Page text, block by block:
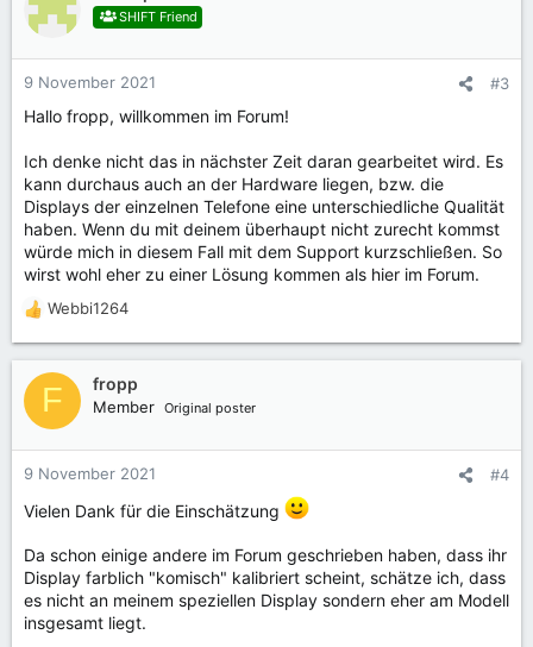
SHIFT Friend
9 November 2021 #3
Hallo fropp, willkommen im Forum!
Ich denke nicht das in nächster Zeit daran gearbeitet wird. Es
kann durchaus auch an der Hardware liegen, bzw. die
Displays der einzelnen Telefone eine unterschiedliche Qualität
haben. Wenn du mit deinem überhaupt nicht zurecht kommst
würde mich in diesem Fall mit dem Support kurzschließen. So
wirst wohl eher zu einer Lösung kommen als hier im Forum.
R
a
k
t
n
n
Webbi1264
F fropp
Member Original poster
9 November 2021 #4
Vielen Dank für die Einschätzung
Da schon einige andere im Forum geschrieben haben, dass ihr
Display farblich "komisch" kalibriert scheint, schätze ich, dass
es nicht an meinem speziellen Display sondern eher am Modell
insgesamt liegt.